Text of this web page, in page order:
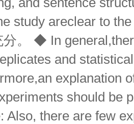
study areclear to
。 ◆ In
and
explanation
should be
Also, there are few